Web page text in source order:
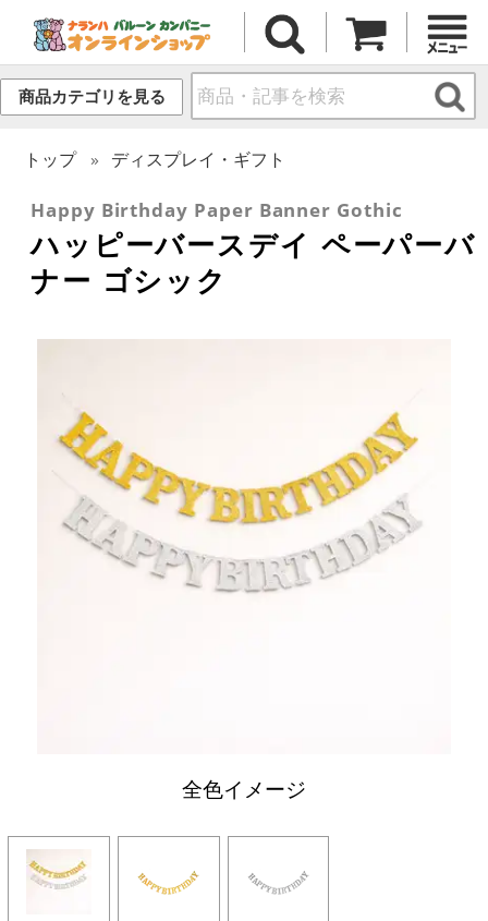
商品カテゴリを見る
トップ ディスプレイ・ギフト
Happy Birthday Paper Banner Gothic
ハッピーバースデイ ペーパーバ
ナー ゴシック
全色イメージ